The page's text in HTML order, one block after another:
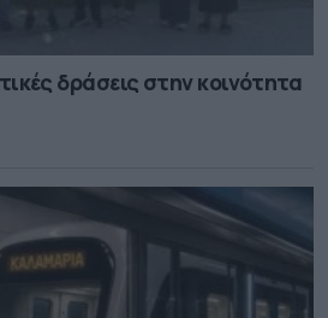
δράσεις στην κοινότητα